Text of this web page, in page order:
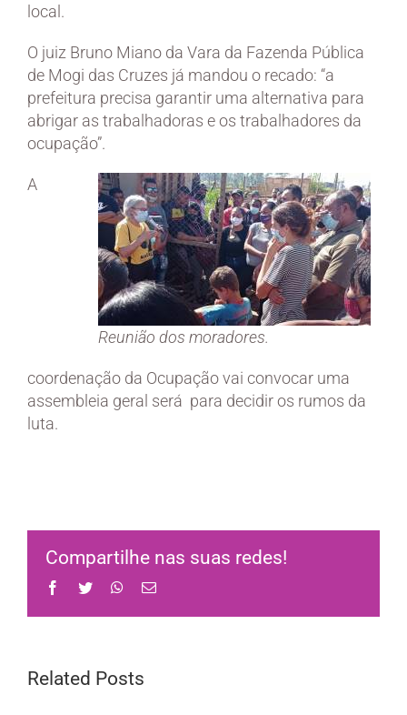
local.
O juiz Bruno Miano da Vara da Fazenda Pública
de Mogi das Cruzes já mandou o recado: “a
prefeitura precisa garantir uma alternativa para
abrigar as trabalhadoras e os trabalhadores da
ocupação”.
Reunião dos moradores.
A
coordenação da Ocupação vai convocar uma
assembleia geral será para decidir os rumos da
luta.
Compartilhe nas suas redes!
Facebook
Twitter WhatsApp
Email
Related Posts